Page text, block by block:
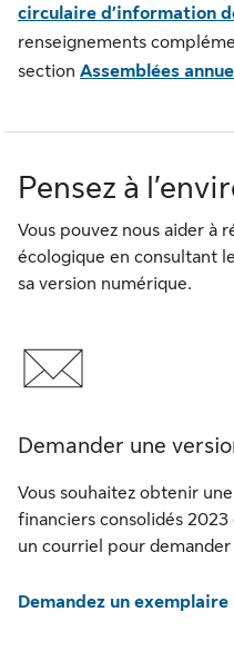
circulaire d’information
renseignements
section Assemblées
Pensez à
Vous pouvez nous aider à
écologique en consultant
sa version numérique.
Demander une
Vous souhaitez obtenir
financiers consolidés
un courriel pour
Demandez un exemplaire